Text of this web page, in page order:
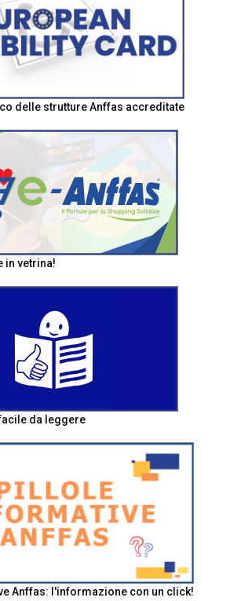
delle strutture Anffas accreditate
in vetrina!
da leggere
Anffas: l'informazione con un click!